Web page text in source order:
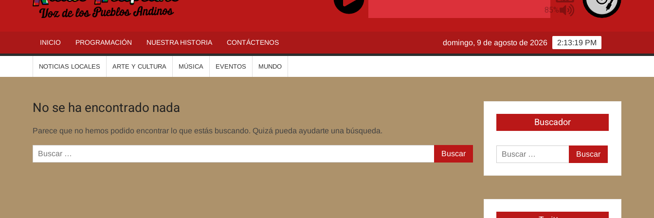
RADIOALTIPLANO
INICIO PROGRAMACIÓN NUESTRA HISTORIA CONTÁCTENOS 2:13:20 PM
domingo, 9 de agosto de 2026
NOTICIAS LOCALES ARTE Y CULTURA MÚSICA EVENTOS MUNDO
No se ha encontrado nada
Parece que no hemos podido encontrar lo que estás buscando. Quizá pueda ayudarte una búsqueda.
Buscar:
Buscador
Buscar: